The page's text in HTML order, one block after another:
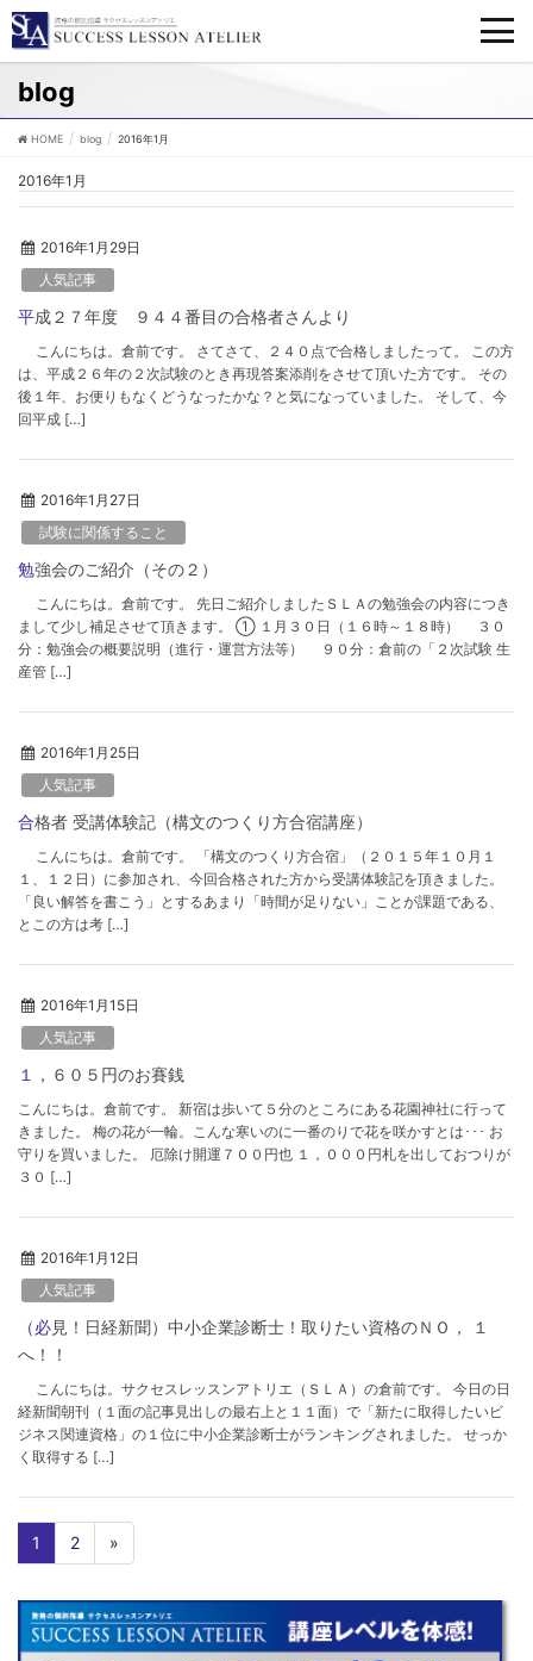
blog
HOME blog 2016年1月
2016年1月
2016年1月29日
人気記事
平成２７年度 ９４４番目の合格者さんより
こんにちは。倉前です。 さてさて、２４０点で合格しましたって。 この方
は、平成２６年の２次試験のとき再現答案添削をさせて頂いた方です。 その
後１年、お便りもなくどうなったかな？と気になっていました。 そして、今
回平成 […]
2016年1月27日
試験に関係すること
勉強会のご紹介（その２）
こんにちは。倉前です。 先日ご紹介しましたＳＬＡの勉強会の内容につき
まして少し補足させて頂きます。 ① １月３０日（１６時～１８時） ３０
分：勉強会の概要説明（進行・運営方法等） ９０分：倉前の「２次試験 生
産管 […]
2016年1月25日
人気記事
合格者 受講体験記（構文のつくり方合宿講座）
こんにちは。倉前です。 「構文のつくり方合宿」（２０１５年１０月１
１、１２日）に参加され、今回合格された方から受講体験記を頂きました。
「良い解答を書こう」とするあまり「時間が足りない」ことが課題である、
とこの方は考 […]
2016年1月15日
人気記事
１，６０５円のお賽銭
こんにちは。倉前です。 新宿は歩いて５分のところにある花園神社に行って
きました。 梅の花が一輪。こんな寒いのに一番のりで花を咲かすとは･･･ お
守りを買いました。 厄除け開運７００円也 １，０００円札を出しておつりが
３０ […]
2016年1月12日
人気記事
（必見！日経新聞）中小企業診断士！取りたい資格のＮＯ， １
へ！！
こんにちは。サクセスレッスンアトリエ（ＳＬＡ）の倉前です。 今日の日
経新聞朝刊（１面の記事見出しの最右上と１１面）で「新たに取得したいビ
ジネス関連資格」の１位に中小企業診断士がランキングされました。 せっか
く取得する […]
1 2 »